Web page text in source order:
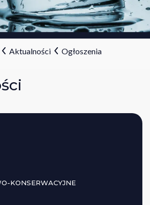
Aktualności Ogłoszenia
KONSERWACYJNE